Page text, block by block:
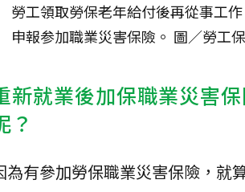
勞工領取勞保老年給付後再從事工
申報参加職業災害保險。 圖／勞工
新就業後加保職業災害
？
為有參加勞保職業災害保險，就